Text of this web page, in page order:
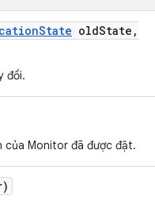
State oldState ,
đổi.
Monitor đã được đặt.